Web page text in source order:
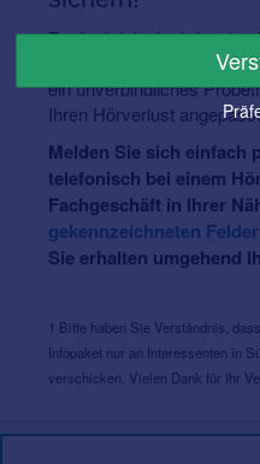
Zusätzlich ist im Infopakt
kostenlosen Hörtest, eine
ein unverbindliches
Ihren Hörverlust
Melden Sie sich einfach
telefonisch bei einem
Fachgeschäft in Ihrer
gekennzeichneten
Sie erhalten umgehend
1 Bitte haben Sie Verständnis,
Infopaket nur an Interessenten in
verschicken. Vielen Dank für Ihr